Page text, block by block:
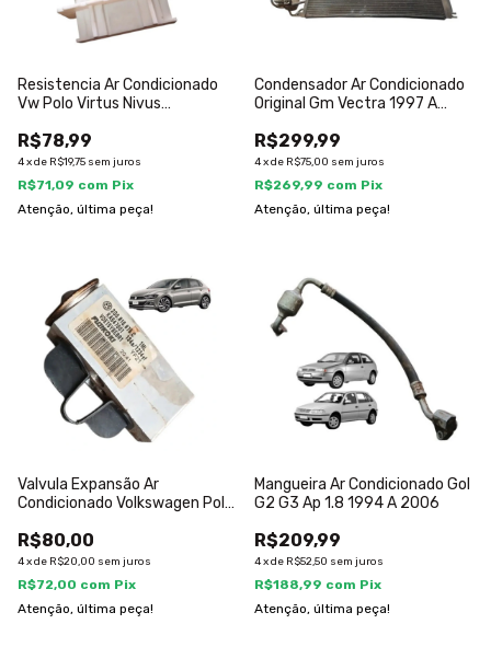
Resistencia Ar Condicionado
Vw Polo Virtus Nivus
R$78,99
4xde R$19,75 sem juros
R$71,09 com Pix
Atenção, última peça!
Condensador Ar Condicionado
Original Gm Vectra 1997 A
R$299,99
4xde R$75,00 sem juros
R$269,99 com Pix
Atenção, última peça!
Valvula Expansão Ar
Condicionado Volkswagen Polo
R$80,00
4xde R$20,00 sem juros
R$72,00 com Pix
Atenção, última peça!
Mangueira Ar Condicionado Gol
G2 G3 Ap 1.8 1994 A 2006
R$209,99
4xde R$52,50 sem juros
R$188,99 com Pix
Atenção, última peça!